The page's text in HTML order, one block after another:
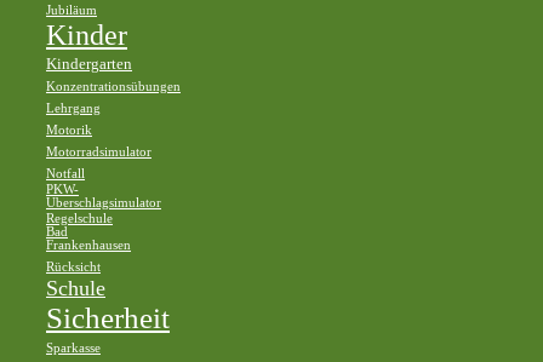
Jubiläum
Kinder
Kindergarten
Konzentrationsübungen
Lehrgang
Motorik
Motorradsimulator
Notfall
PKW-
Überschlagsimulator
Regelschule
Bad
Frankenhausen
Rücksicht
Schule
Sicherheit
Sparkasse